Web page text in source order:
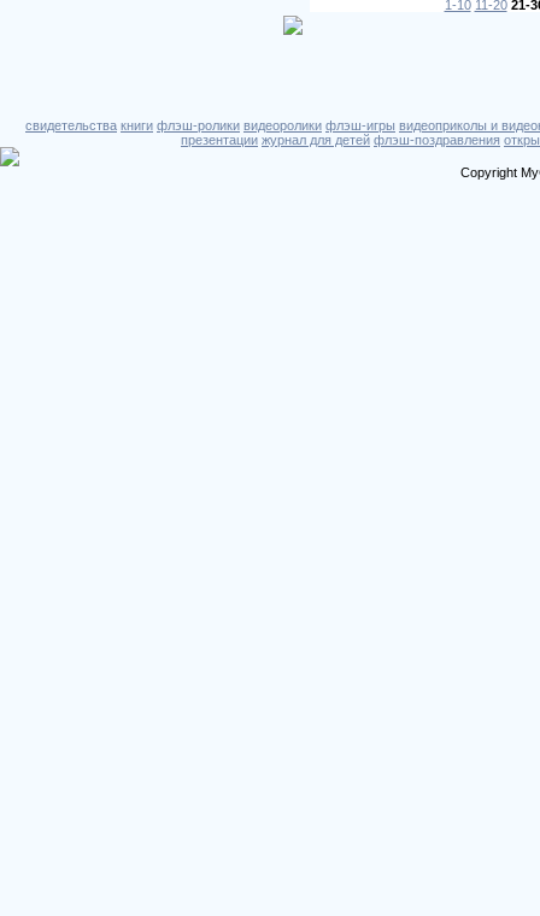
1-10 11-20 21-
свидетельства книги флэш-ролики видеоролики флэш-игры видеоприколы и
презентации журнал для детей флэш-поздравления
Copyright